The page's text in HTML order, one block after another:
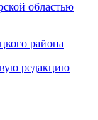
областью
района
редакцию